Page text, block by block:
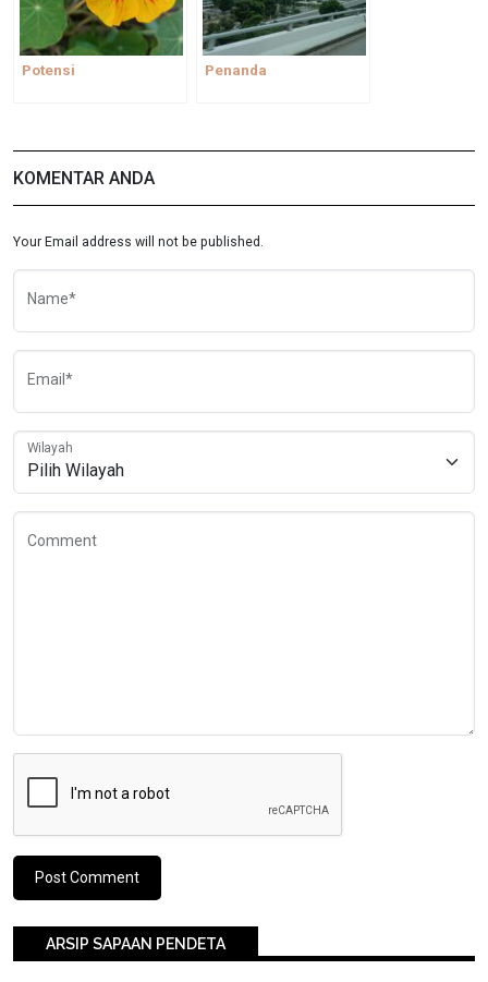
Potensi Penanda
KOMENTAR ANDA
Your Email address will not be published.
Name*
Email*
Wilayah
Comment
ARSIP SAPAAN PENDETA